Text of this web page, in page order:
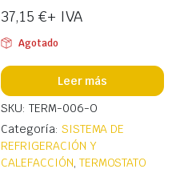
37,15 €+ IVA
Agotado
Leer más
SKU: TERM-006-O
Categoría: SISTEMA DE
REFRIGERACIÓN Y
CALEFACCIÓN, TERMOSTATO